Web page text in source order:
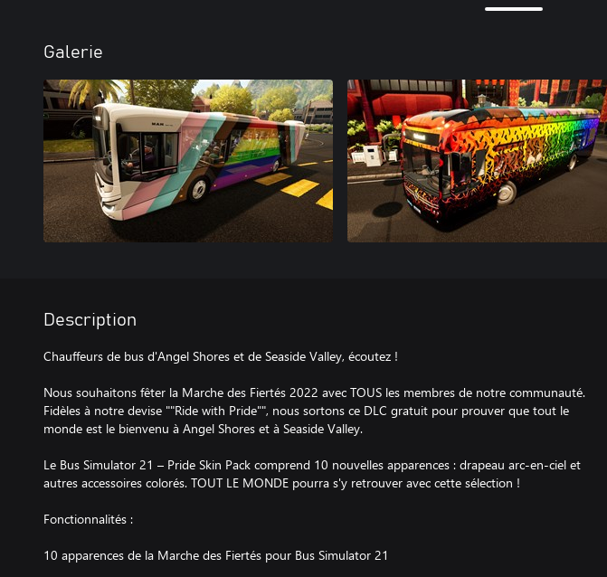
Galerie
Description
Chauffeurs de bus d'Angel Shores et de Seaside Valley, écoutez !
Nous souhaitons fêter la Marche des Fiertés 2022 avec TOUS les membres de notre communauté.
Fidèles à notre devise ""Ride with Pride"", nous sortons ce DLC gratuit pour prouver que tout le
monde est le bienvenu à Angel Shores et à Seaside Valley.
Le Bus Simulator 21 – Pride Skin Pack comprend 10 nouvelles apparences : drapeau arc-en-ciel et
autres accessoires colorés. TOUT LE MONDE pourra s'y retrouver avec cette sélection !
Fonctionnalités :
10 apparences de la Marche des Fiertés pour Bus Simulator 21